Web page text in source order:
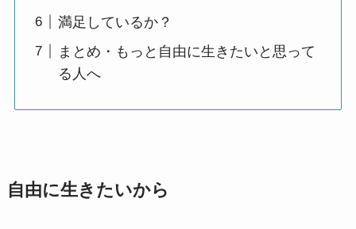
満足しているか？
まとめ・もっと自由に生きたいと思って
る人へ
自由に生きたいから